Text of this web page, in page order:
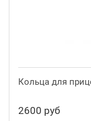
Кольца для
2600 руб